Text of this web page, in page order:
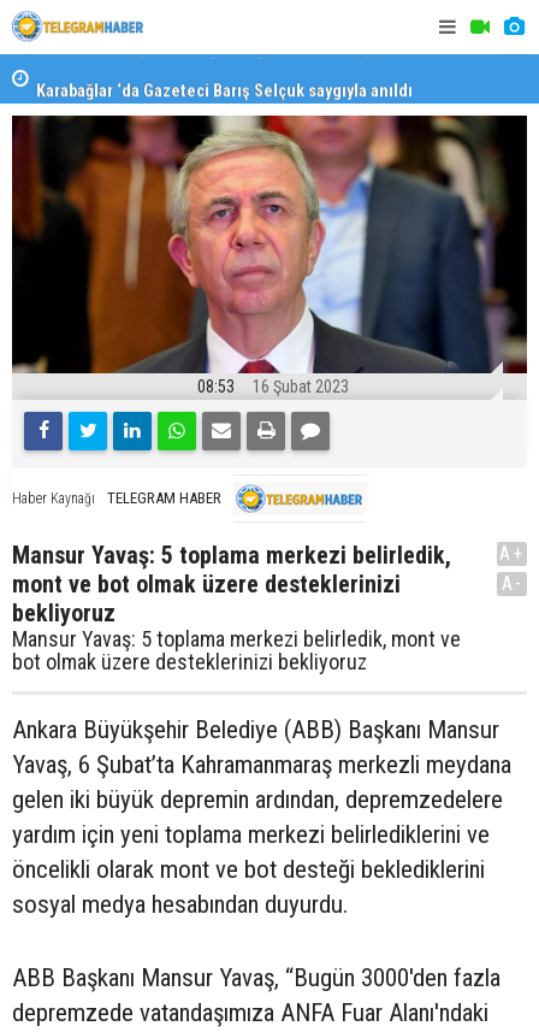
Karabağlar ‘da Gazeteci Barış Selçuk saygıyla anıldı
08:53 16 Şubat 2023
Haber Kaynağı TELEGRAM HABER
Mansur Yavaş: 5 toplama merkezi belirledik,
mont ve bot olmak üzere desteklerinizi
bekliyoruz
Mansur Yavaş: 5 toplama merkezi belirledik, mont ve
bot olmak üzere desteklerinizi bekliyoruz
A+
A-
Ankara Büyükşehir Belediye (ABB) Başkanı Mansur
Yavaş, 6 Şubat’ta Kahramanmaraş merkezli meydana
gelen iki büyük depremin ardından, depremzedelere
yardım için yeni toplama merkezi belirlediklerini ve
öncelikli olarak mont ve bot desteği beklediklerini
sosyal medya hesabından duyurdu.
ABB Başkanı Mansur Yavaş, “Bugün 3000'den fazla
depremzede vatandaşımıza ANFA Fuar Alanı'ndaki